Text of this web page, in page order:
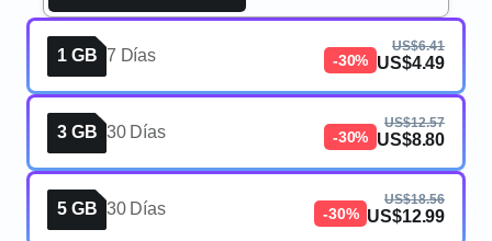
1 GB 7 Días -30%
US$6.41
US$4.49
3 GB 30 Días -30%
US$12.57
US$8.80
5 GB 30 Días -30%
US$18.56
US$12.99